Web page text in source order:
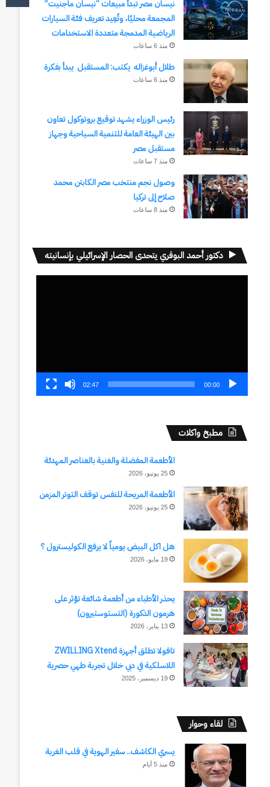
نيسان مصر تبدأ مبيعات “نيسان ماجنيت”
المجمعة محليًا، وتُعِيد تعريف فئة السيارات
الرياضية المدمجة متعددة الاستخدامات
منذ 6 ساعات
طلال أبوغزاله يكتب: المستقبل يبدأ بفكرة
منذ 6 ساعات
رئيس الوزراء يشهد توقيع بروتوكول تعاون
بين الهيئة العامة للتنمية السياحية وجهاز
مستقبل مصر
منذ 7 ساعات
وصول نجم منتخب مصر الكابتن محمد
صلاح إلى تركيا
منذ 8 ساعات
دكتور أحمد البوقري يتحدى الحصار الإسرائيلي بإنسانيته
00:00
02:47
مطبخ واكلات
الأطعمة المفضلة والغنية بالعناصر المهدئة
25 يونيو، 2026
الأطعمة المريحة للنفس توقف التوتر المزمن
25 يونيو، 2026
هل اكل البيض يومياً لا يرفع الكوليسترول ؟
19 مايو، 2026
يحذر الأطباء من أطعمة شائعة تؤثر على
هرمون الذكورة (التستوستيرون)
13 يناير، 2026
تافولا تطلق أجهزة ZWILLING Xtend
اللاسلكية في دبي خلال تجربة طهي حصرية
19 ديسمبر، 2025
لقاء وحوار
يسري الكاشف.. سفير الهوية في قلب الغربة
منذ 5 أيام